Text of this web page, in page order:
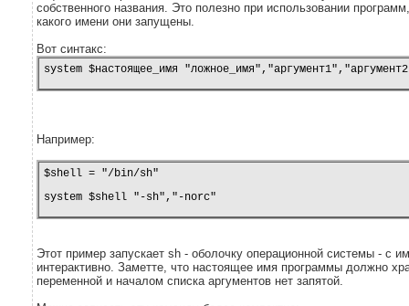
собственного названия. Это полезно при использовании
какого имени они запущены.
Вот синтакс:
system $настоящее_имя
Например:
$shell = "/bin/sh"
system $shell "-sh","-norc"
Этот пример запускает sh - оболочку операционной системы - с
интерактивно. Заметте, что настоящее имя программы должно
переменной и началом списка аргументов нет запятой.